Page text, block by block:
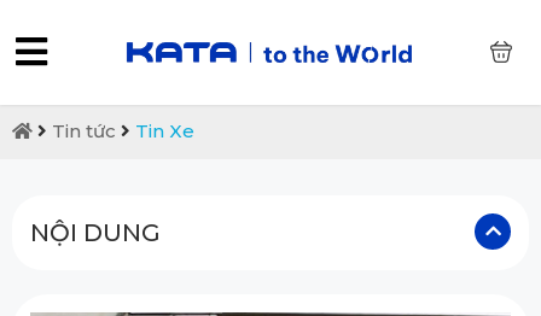
Tin tức Tin Xe
NỘI DUNG